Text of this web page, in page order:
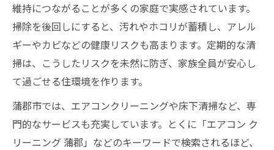
維持につながることが多くの家庭で実感されています。
掃除を後回しにすると、汚れやホコリが蓄積し、アレル
ギーやカビなどの健康リスクも高まります。定期的な清
掃は、こうしたリスクを未然に防ぎ、家族全員が安心し
て過ごせる住環境を作ります。
蒲郡市では、エアコンクリーニングや床下清掃など、専
門的なサービスも充実しています。とくに「エアコン ク
リーニング 蒲郡」などのキーワードで検索されるほど、